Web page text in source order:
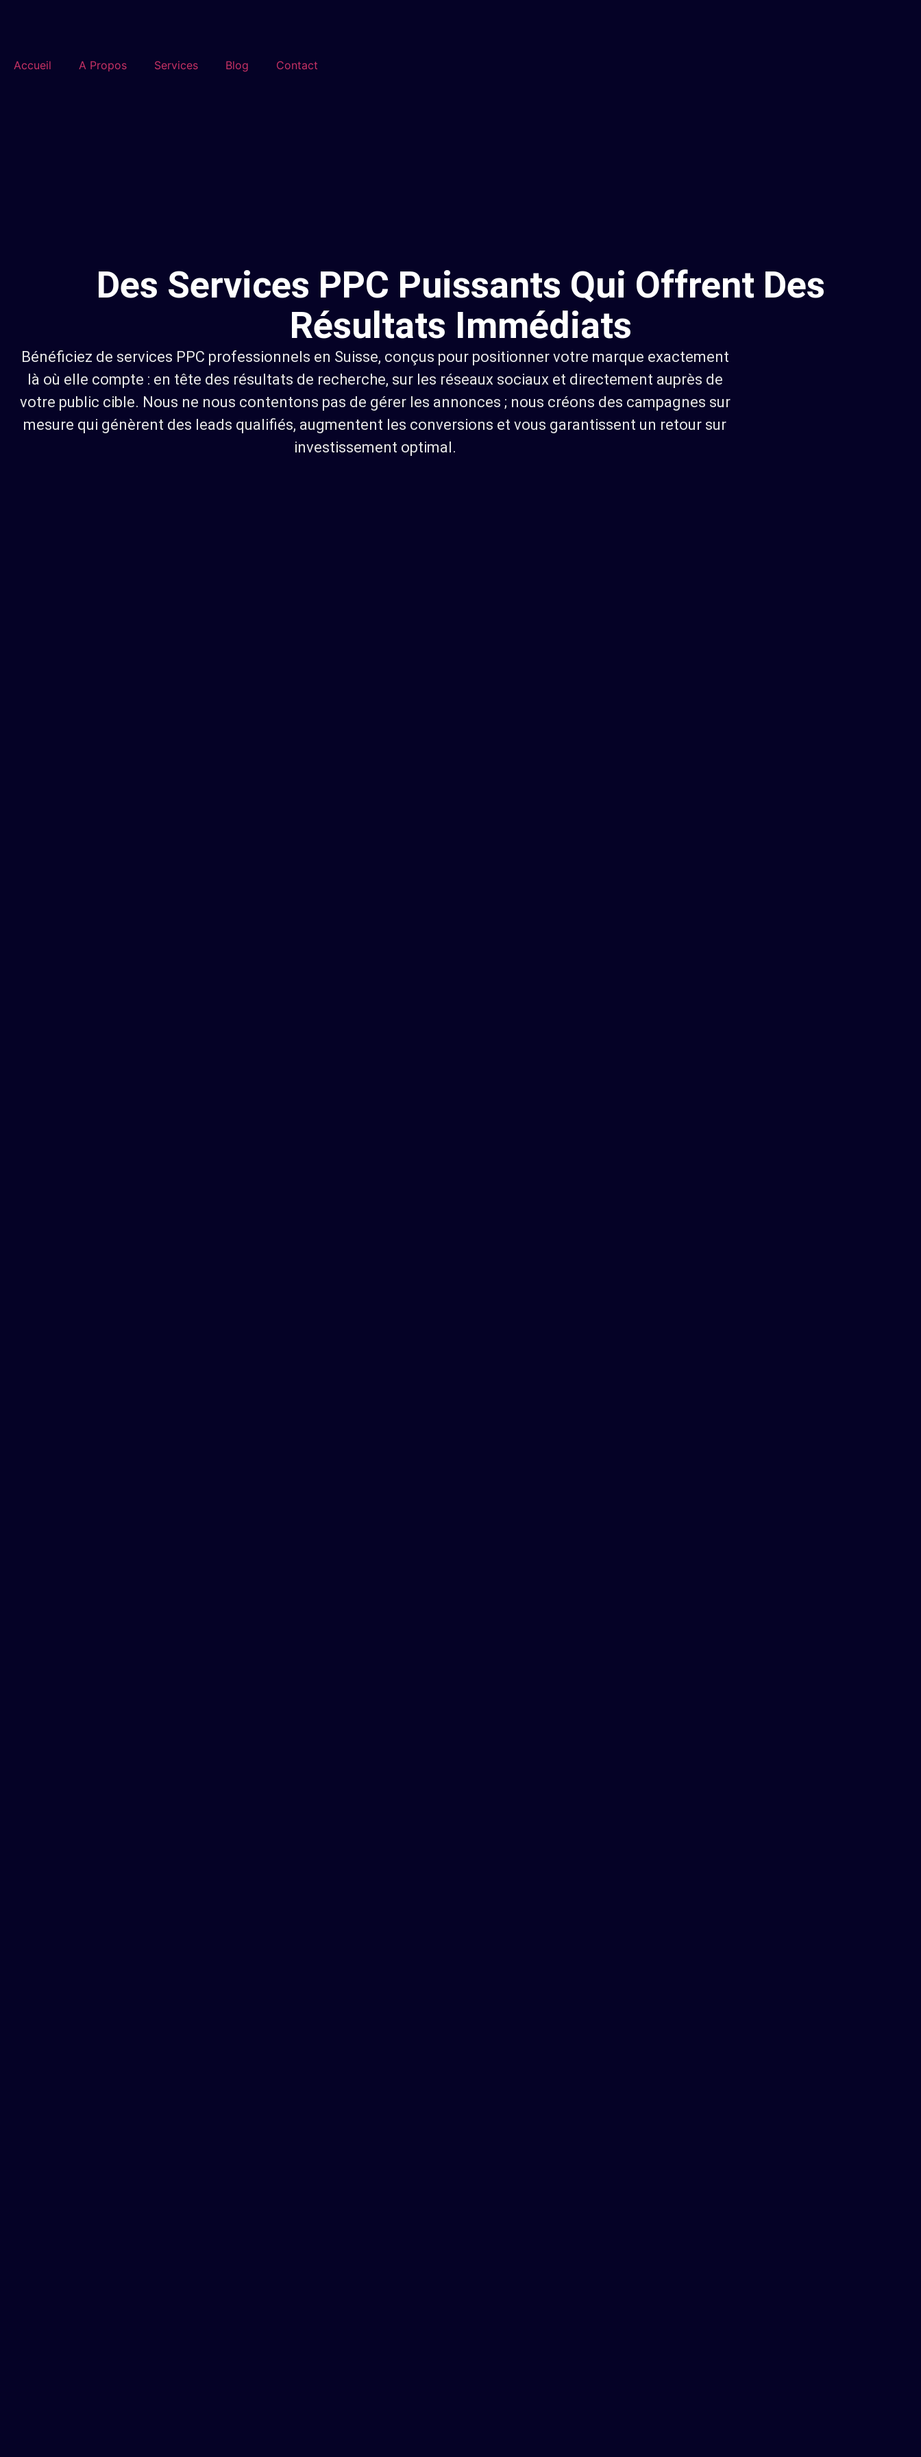
Accueil A Propos Services Blog Contact
Des Services PPC Puissants Qui Offrent Des
Résultats Immédiats
Bénéficiez de services PPC professionnels en Suisse, conçus pour positionner votre marque exactement
là où elle compte : en tête des résultats de recherche, sur les réseaux sociaux et directement auprès de
votre public cible. Nous ne nous contentons pas de gérer les annonces ; nous créons des campagnes sur
mesure qui génèrent des leads qualifiés, augmentent les conversions et vous garantissent un retour sur
investissement optimal.